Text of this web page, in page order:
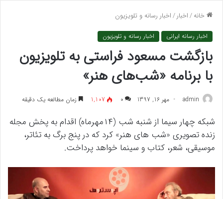
خانه/اخبار/اخبار رسانه و تلویزیون
اخبار رسانه ایرانی اخبار رسانه و تلویزیون
بازگشت مسعود فراستی به تلویزیون
با برنامه «شب‌های هنر»
admin مهر 16, 1397 ۰ 1,107 زمان مطالعه یک دقیقه
شبکه چهار سیما از شنبه شب (۱۴مهرماه) اقدام به پخش مجله
زنده تصویری «شب های هنر» کرد که در پنج برگ به تئاتر،
موسیقی، شعر، کتاب و سینما خواهد پرداخت.